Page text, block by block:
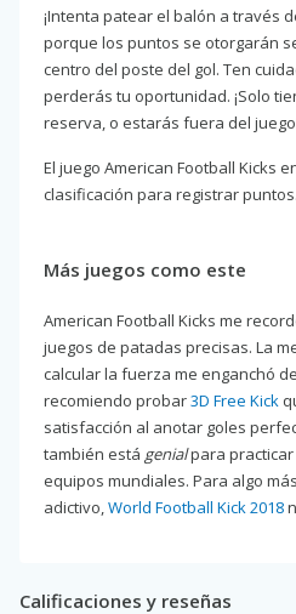
¡Intenta patear el balón a través
porque los puntos se otorgarán
centro del poste del gol. Ten
perderás tu oportunidad. ¡Solo
reserva, o estarás fuera del
El juego American Football Kicks
clasificación para registrar puntos.
Más juegos como este
American Football Kicks me
juegos de patadas precisas. La
calcular la fuerza me enganchó
recomiendo probar3D Free Kick
satisfacción al anotar goles
también está genialpara
equipos mundiales. Para algo
adictivo,World Football Kick 2018
Calificaciones y reseñas